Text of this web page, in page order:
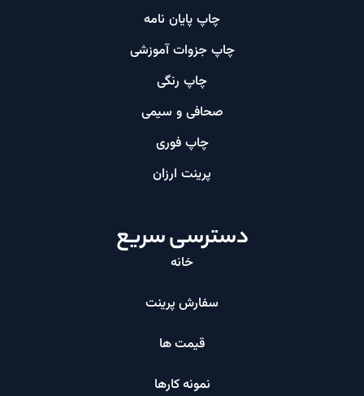
چاپ پایان نامه
چاپ جزوات آموزشی
چاپ رنگی
صحافی و سیمی
چاپ فوری
پرینت ارزان​
دسترسی سریع
خانه
سفارش پرینت
قیمت ها
نمونه کارها